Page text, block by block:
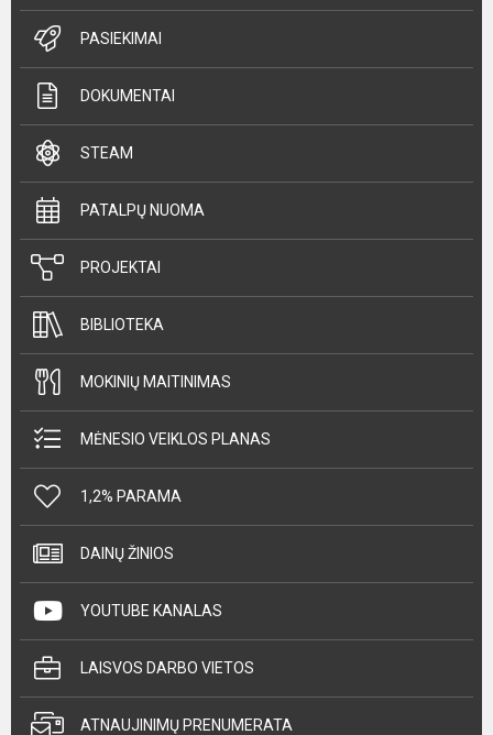
PASIEKIMAI
DOKUMENTAI
STEAM
PATALPŲ NUOMA
PROJEKTAI
BIBLIOTEKA
MOKINIŲ MAITINIMAS
MĖNESIO VEIKLOS PLANAS
1,2% PARAMA
DAINŲ ŽINIOS
YOUTUBE KANALAS
LAISVOS DARBO VIETOS
ATNAUJINIMŲ PRENUMERATA